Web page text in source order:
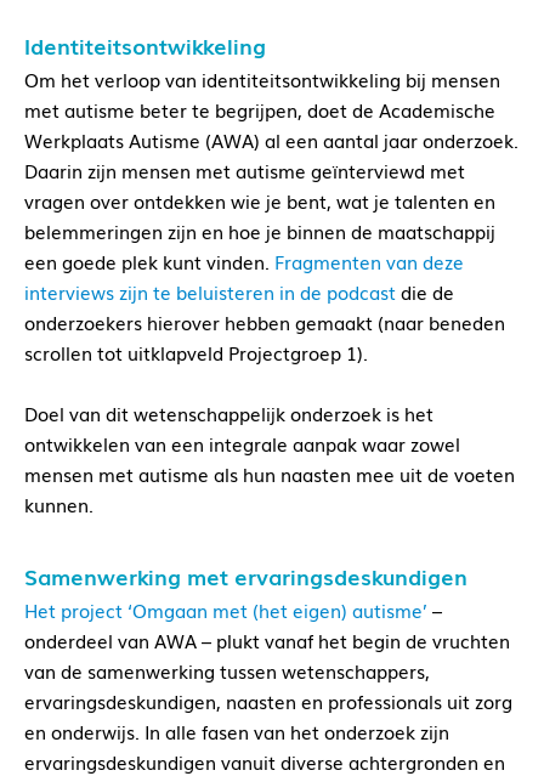
Identiteitsontwikkeling
Om het verloop van identiteitsontwikkeling bij mensen
met autisme beter te begrijpen, doet de Academische
Werkplaats Autisme (AWA) al een aantal jaar onderzoek.
Daarin zijn mensen met autisme geïnterviewd met
vragen over ontdekken wie je bent, wat je talenten en
belemmeringen zijn en hoe je binnen de maatschappij
een goede plek kunt vinden. Fragmenten van deze
interviews zijn te beluisteren in de podcastdie de
onderzoekers hierover hebben gemaakt (naar beneden
scrollen tot uitklapveld Projectgroep 1).
Doel van dit wetenschappelijk onderzoek is het
ontwikkelen van een integrale aanpak waar zowel
mensen met autisme als hun naasten mee uit de voeten
kunnen.
Samenwerking met ervaringsdeskundigen
Het project ‘Omgaan met (het eigen) autisme’ –
onderdeel van AWA – plukt vanaf het begin de vruchten
van de samenwerking tussen wetenschappers,
ervaringsdeskundigen, naasten en professionals uit zorg
en onderwijs. In alle fasen van het onderzoek zijn
ervaringsdeskundigen vanuit diverse achtergronden en